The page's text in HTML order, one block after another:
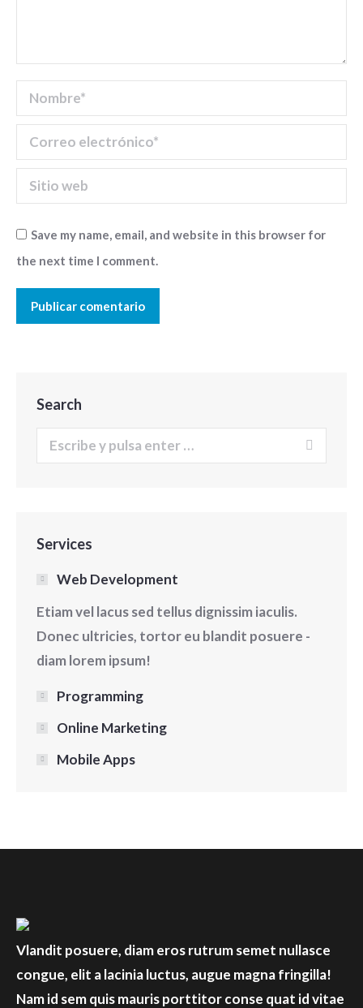
Nombre *
Correo electrónico *
Sitio web
Save my name, email, and website in this browser for
the next time I comment.
Publicar comentario
Search
Buscar:
Services
Web Development
Etiam vel lacus sed tellus dignissim iaculis.
Donec ultricies, tortor eu blandit posuere -
diam lorem ipsum!
Programming
Online Marketing
Mobile Apps
Vlandit posuere, diam eros rutrum semet nullasce
congue, elit a lacinia luctus, augue magna fringilla!
Nam id sem quis mauris porttitor conse quat id vitae